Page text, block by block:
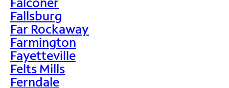
Fallsburg
Far Rockaway
Farmington
Fayetteville
Felts Mills
Ferndale